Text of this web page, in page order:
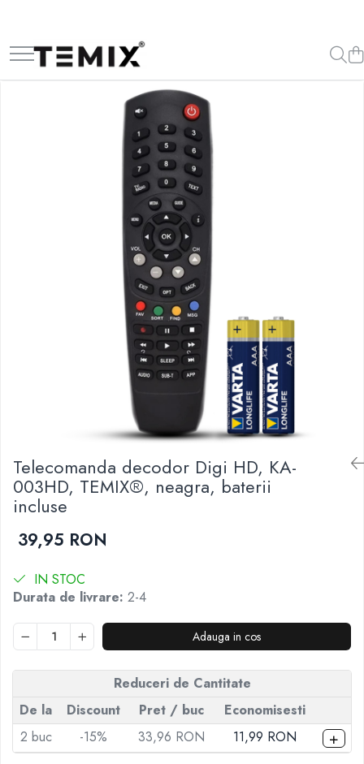
Telecomenzi TV
Telecomenzi Lg
Telecomenzi Samsung
Telecomenzi Blaupunkt
Telecomenzi Hisense
Telecomenzi Horizon
Telecomenzi Hyundai
Telecomenzi Metz
Telecomenzi Nei
Telecomenzi Orion
Telecomenzi Panasonic
Telecomenzi Philips
Telecomenzi Sharp
Telecomenzi Sony
Telecomenzi Telefunken
Telecomenzi Telefunken
Telecomanda decodor Digi HD, KA-
003HD, TEMIX®, neagra, baterii
incluse
39,95 RON
IN STOC
Durata de livrare: 2-4
Adauga in cos
Reduceri de Cantitate
De la
Discount Pret / buc
Economisesti
2 buc -15% 33,96 RON 11,99 RON +